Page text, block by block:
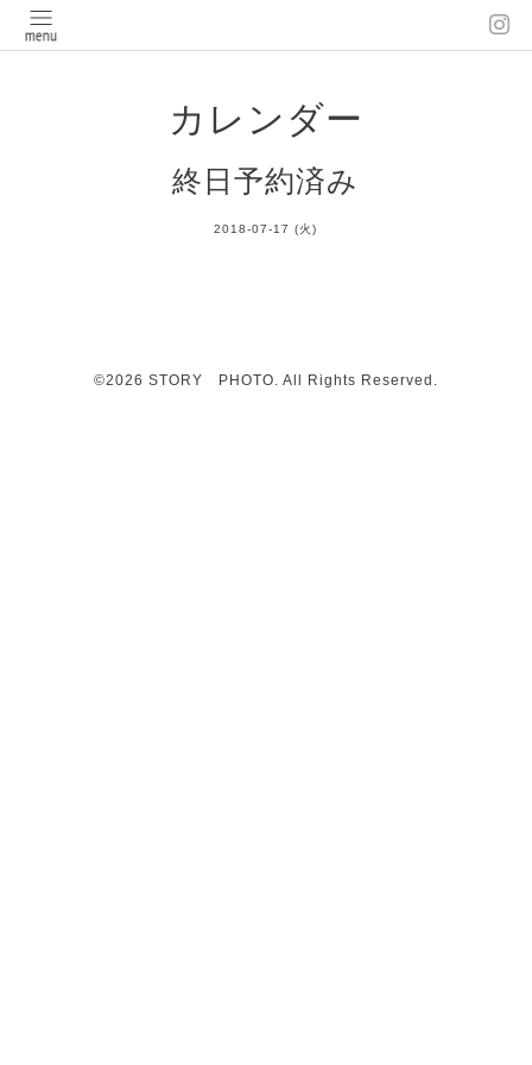
カレンダー
終日予約済み
2018-07-17 (火)
©2026 STORY PHOTO. All Rights Reserved.